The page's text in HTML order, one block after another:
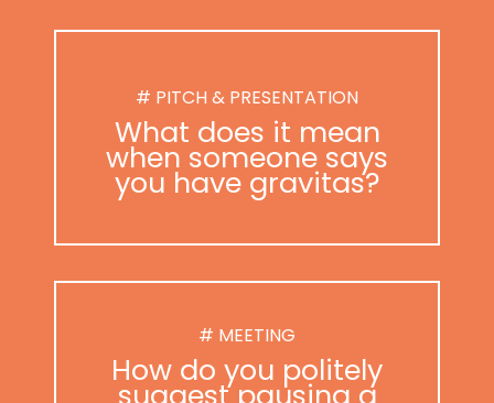
# PITCH & PRESENTATION
What does it mean
when someone says
you have gravitas?
# MEETING
How do you politely